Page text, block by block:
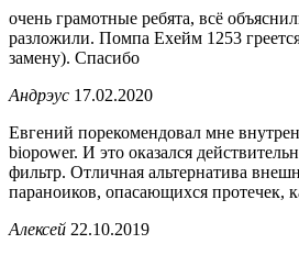
очень грамотные ребята, всё
разложили. Помпа Ехейм 1253
замену). Спасибо
Андрэус 17.02.2020
Евгений порекомендовал мне
biopower. И это оказался
фильтр. Отличная альтернатива
параноиков, опасающихся протечек,
Алексей 22.10.2019